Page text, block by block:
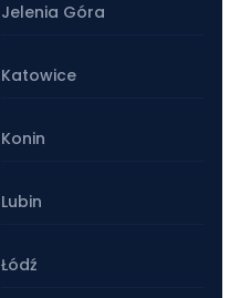
Jelenia Góra
Katowice
Konin
Lubin
Łódź